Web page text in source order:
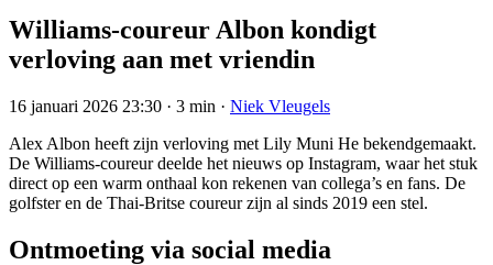
Williams-coureur Albon kondigt
verloving aan met vriendin
16 januari 2026 23:30 · 3 min · Niek Vleugels
Alex Albon heeft zijn verloving met Lily Muni He bekendgemaakt.
De Williams-coureur deelde het nieuws op Instagram, waar het stuk
direct op een warm onthaal kon rekenen van collega’s en fans. De
golfster en de Thai-Britse coureur zijn al sinds 2019 een stel.
Ontmoeting via social media